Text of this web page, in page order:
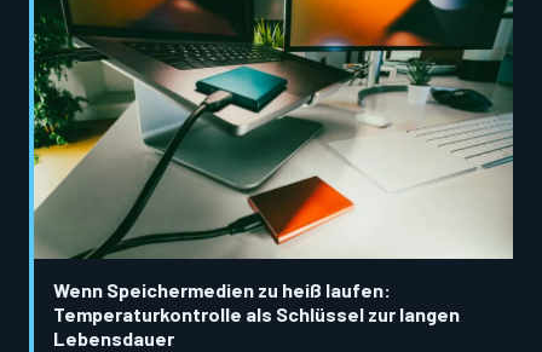
Wenn Speichermedien zu heiß laufen:
Temperaturkontrolle als Schlüssel zur langen
Lebensdauer